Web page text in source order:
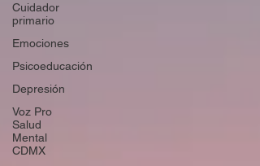
Cuidador
primario
Emociones
Psicoeducación
Depresión
Voz Pro
Salud
Mental
CDMX